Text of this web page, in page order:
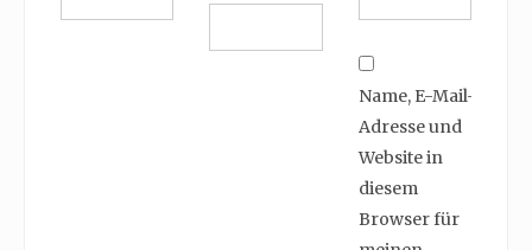
Name, E-Mail-
Adresse und
Website in
diesem
Browser für